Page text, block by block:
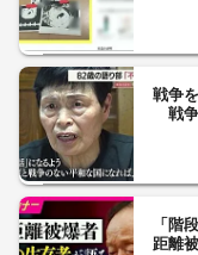
戦争
戦争
「階
距離